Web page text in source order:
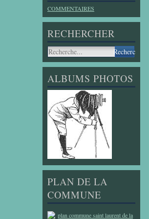
COMMENTAIRES
RECHERCHER
ALBUMS PHOTOS
PLAN DE LA
COMMUNE